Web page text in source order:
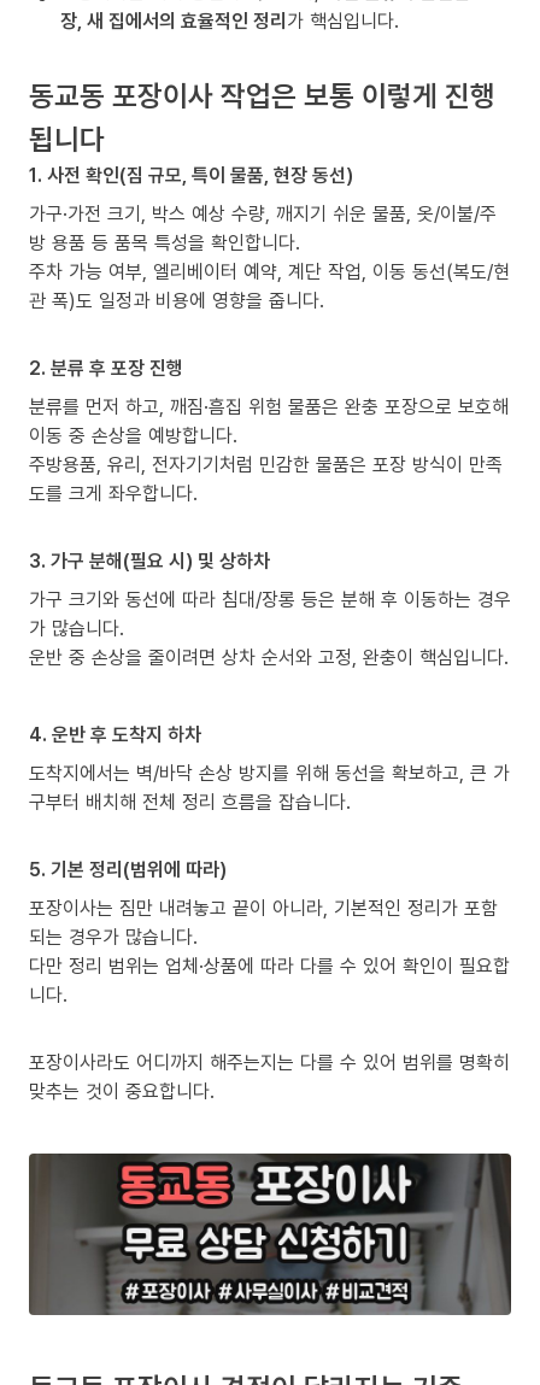
장, 새 집에서의 효율적인 정리가 핵심입니다.
동교동 포장이사 작업은 보통 이렇게 진행
됩니다
1. 사전 확인(짐 규모, 특이 물품, 현장 동선)
가구·가전 크기, 박스 예상 수량, 깨지기 쉬운 물품, 옷/이불/주
방 용품 등 품목 특성을 확인합니다.
주차 가능 여부, 엘리베이터 예약, 계단 작업, 이동 동선(복도/현
관 폭)도 일정과 비용에 영향을 줍니다.
2. 분류 후 포장 진행
분류를 먼저 하고, 깨짐·흠집 위험 물품은 완충 포장으로 보호해
이동 중 손상을 예방합니다.
주방용품, 유리, 전자기기처럼 민감한 물품은 포장 방식이 만족
도를 크게 좌우합니다.
3. 가구 분해(필요 시) 및 상하차
가구 크기와 동선에 따라 침대/장롱 등은 분해 후 이동하는 경우
가 많습니다.
운반 중 손상을 줄이려면 상차 순서와 고정, 완충이 핵심입니다.
4. 운반 후 도착지 하차
도착지에서는 벽/바닥 손상 방지를 위해 동선을 확보하고, 큰 가
구부터 배치해 전체 정리 흐름을 잡습니다.
5. 기본 정리(범위에 따라)
포장이사는 짐만 내려놓고 끝이 아니라, 기본적인 정리가 포함
되는 경우가 많습니다.
다만 정리 범위는 업체·상품에 따라 다를 수 있어 확인이 필요합
니다.
포장이사라도 어디까지 해주는지는 다를 수 있어 범위를 명확히
맞추는 것이 중요합니다.